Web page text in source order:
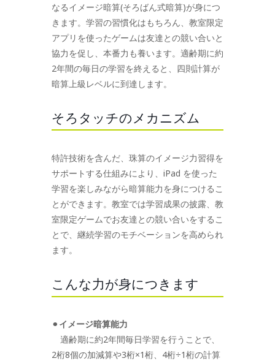
なるイメージ暗算(そろばん式暗算)が身につ
きます。学習の習慣化はもちろん、教室限定
アプリを使ったゲームは友達との競い合いと
協力を促し、本番力も養います。適齢期に約
2年間の毎日の学習を終えると、四則計算が
暗算上級レベルに到達します。
そろタッチのメカニズム
特許技術を含んだ、珠算のイメージ力習得を
サポートする仕組みにより、iPad を使った
学習を楽しみながら暗算能力を身につけるこ
とができます。教室では学習成果の披露、教
室限定ゲームでお友達との競い合いをするこ
とで、継続学習のモチベーションを高められ
ます。
こんな力が身につきます
⚫︎ イメージ暗算能力
適齢期に約2年間毎日学習を行うことで、
2桁8個の加減算や3桁×1桁、4桁÷1桁の計算